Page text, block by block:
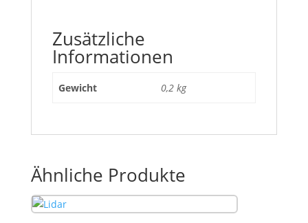
Zusätzliche
Informationen
Gewicht 0,2 kg
Ähnliche Produkte